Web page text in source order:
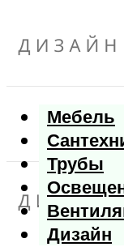
Мебель
Трубы
Дизайн